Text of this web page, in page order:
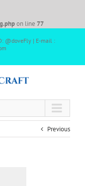
on line 77
@doveFly | E-mail :
Previous